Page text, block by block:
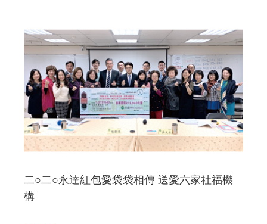
二○二○永達紅包愛袋袋相傳 送愛六家社福機
構